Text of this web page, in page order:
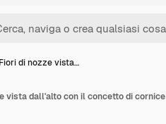
Fiori di nozze vista…
vista dall'alto con il concetto di cornice